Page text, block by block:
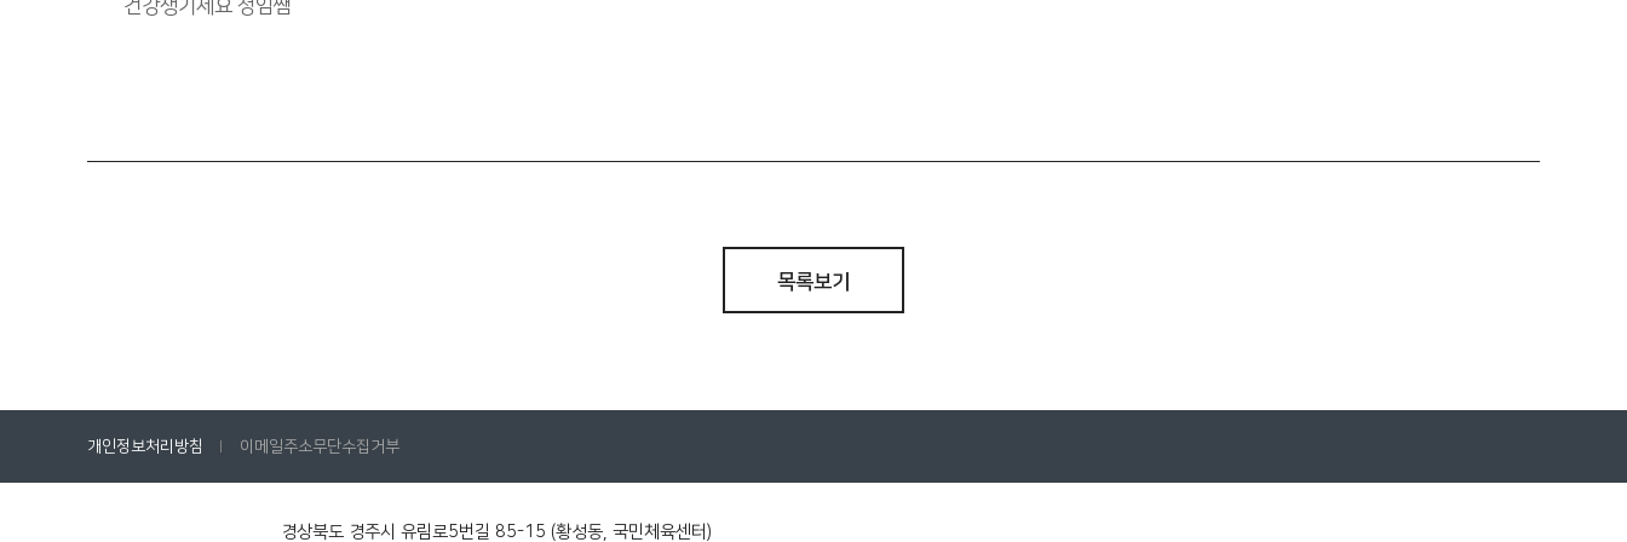
건강챙기세요 정임쌤
목록보기
개인정보처리방침 이메일주소무단수집거부
경상북도 경주시 유림로5번길 85-15 (황성동, 국민체육센터)